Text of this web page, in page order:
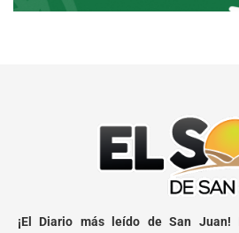
¡El Diario más leído de San Juan!